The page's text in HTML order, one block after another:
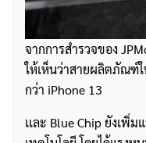
จากการสำรวจของ
ให้เห็นว่าสายผลิตภัณฑ์
กว่า iPhone 13
เเละ Blue Chip ยังเพิ่